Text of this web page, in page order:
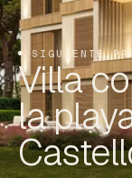
SIGUIENTE
Villa
la